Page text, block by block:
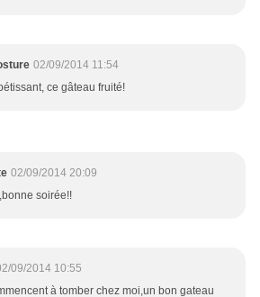
02/09/2014 11:54
ce gâteau fruité!
02/09/2014 20:09
soirée!!
09/2014 10:55
à tomber chez moi,un bon gateau